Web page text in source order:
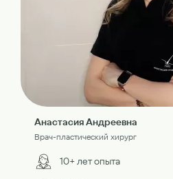
Анастасия Андреевна
Врач-пластический хирург
10+ лет опыта